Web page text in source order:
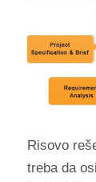
Risovo
treba da